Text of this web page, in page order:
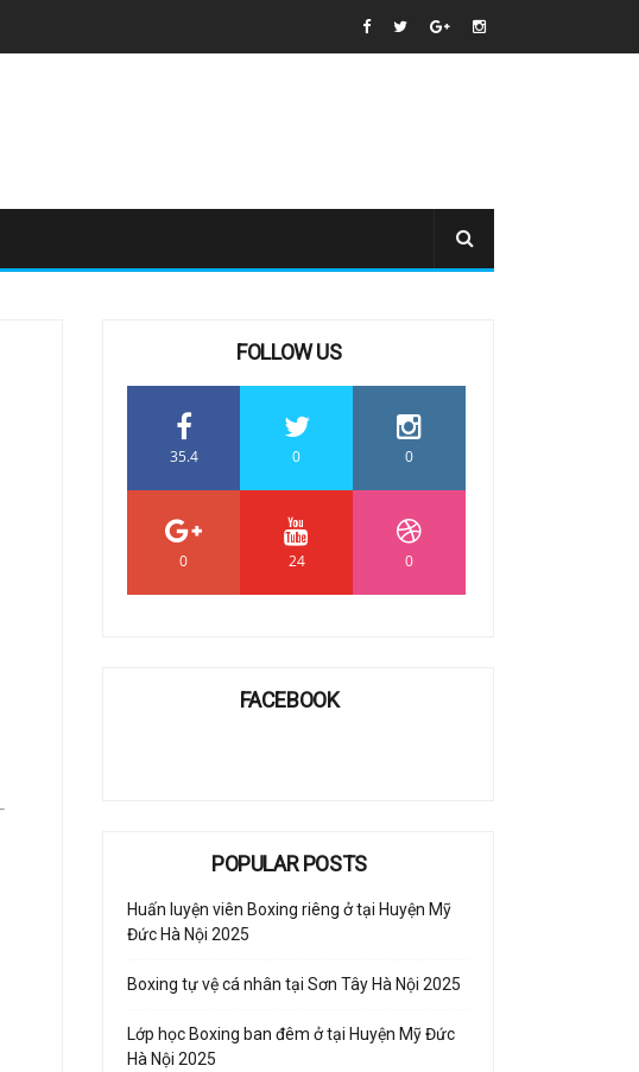
FOLLOW US
35.4 0 0
0 24 0
FACEBOOK
POPULAR POSTS
Huấn luyện viên Boxing riêng ở tại Huyện Mỹ
Đức Hà Nội 2025
Boxing tự vệ cá nhân tại Sơn Tây Hà Nội 2025
Lớp học Boxing ban đêm ở tại Huyện Mỹ Đức
Hà Nội 2025